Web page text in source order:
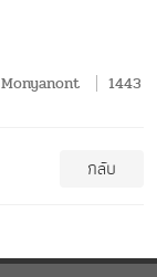
1443
กลับ